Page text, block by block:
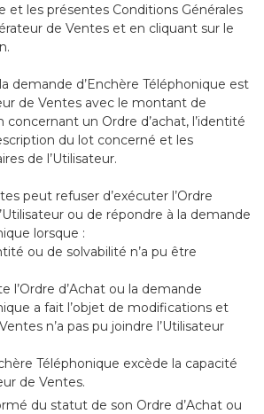
et les présentes Conditions Générales
de Ventes et en cliquant sur le
la demande d’Enchère Téléphonique est
de Ventes avec le montant de
concernant un Ordre d’achat, l’identité
du lot concerné et les
de l’Utilisateur.
peut refuser d’exécuter l’Ordre
ou de répondre à la demande
lorsque :
ou de solvabilité n’a pu être
l’Ordre d’Achat ou la demande
a fait l’objet de modifications et
n’a pas pu joindre l’Utilisateur
Téléphonique excède la capacité
de Ventes.
du statut de son Ordre d’Achat ou